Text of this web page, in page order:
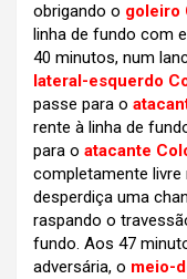
obrigando o goleiro
linha de fundo com
40 minutos, num
lateral-esquerdo
passe para o
rente à linha de
para o atacante
completamente livre
desperdiça uma
raspando o
fundo. Aos 47
adversária, o meio-